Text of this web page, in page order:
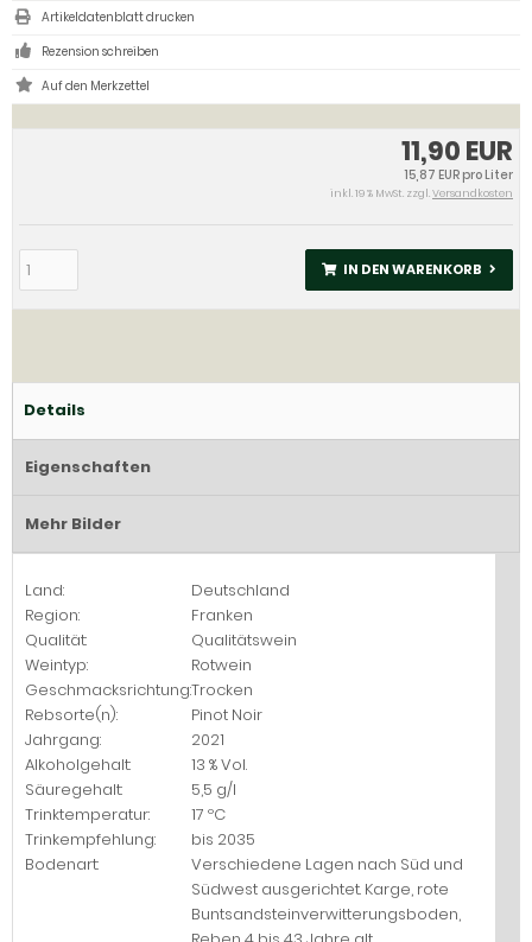
11,90 EUR
15,87 EUR pro Liter
inkl. 19 % MwSt. zzgl.Versandkosten
IN DEN WARENKORB
Artikeldatenblatt drucken
Rezension schreiben
Details
Eigenschaften
Mehr Bilder
Land:
Deutschland
Region:
Franken
Qualität:
Qualitätswein
Weintyp:
Rotwein
Geschmacksrichtung:Trocken
Rebsorte(n):
Pinot Noir
Jahrgang:
2021
Alkoholgehalt:
13 % Vol.
Säuregehalt:
5,5 g/l
Trinktemperatur:
17 ºC
Trinkempfehlung:
bis 2035
Bodenart:
Verschiedene Lagen nach Süd und
Südwest ausgerichtet. Karge, rote
Buntsandsteinverwitterungsboden,